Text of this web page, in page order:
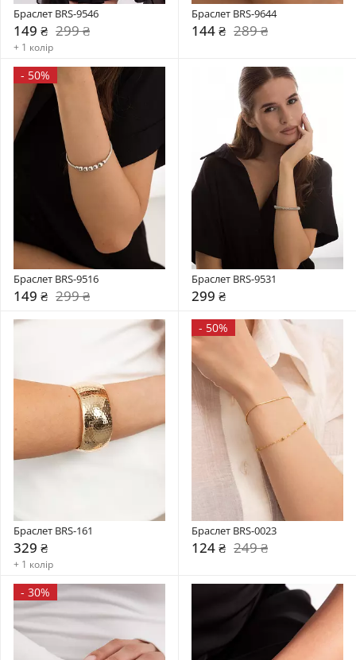
Браслет BRS-9546
149 ₴ 299 ₴
+ 1 колір
Браслет BRS-9644
144 ₴ 289 ₴
- 50%
Браслет BRS-9516
149 ₴ 299 ₴
Браслет BRS-9531
299 ₴
Браслет BRS-161
329 ₴
+ 1 колір
- 50%
Браслет BRS-0023
124 ₴ 249 ₴
- 30%